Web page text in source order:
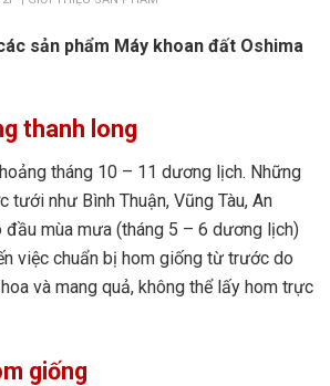
sản phẩm Máy khoan đất Oshima
thanh long
tháng 10 – 11 dương lịch. Những
tưới như Bình Thuận, Vũng Tàu, An
đầu mùa mưa (tháng 5 – 6 dương lịch)
việc chuẩn bị hom giống từ trước do
và mang quả, không thể lấy hom trực
giống